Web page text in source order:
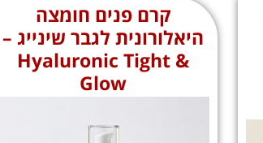
קרם פנים חומצה
היאלורונית לגבר שינייג –
Hyaluronic Tight &
Glow